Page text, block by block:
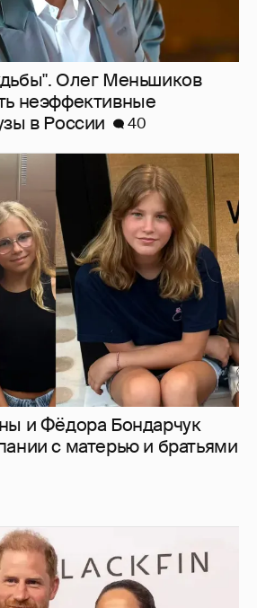
и Фёдора Бондарчук
с матерью и братьями
Гарри вышли в свет